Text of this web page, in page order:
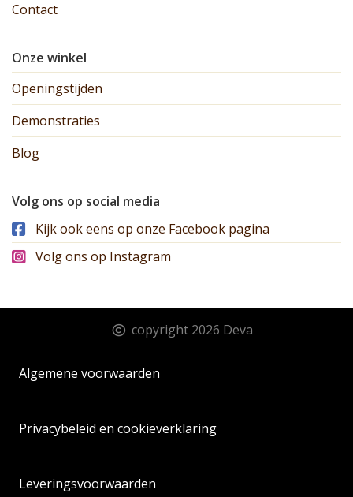
Contact
Onze winkel
Openingstijden
Demonstraties
Blog
Volg ons op social media
Kijk ook eens op onze Facebook pagina
Volg ons op Instagram
copyright 2026 Deva
Algemene voorwaarden
Privacybeleid en cookieverklaring
Leveringsvoorwaarden